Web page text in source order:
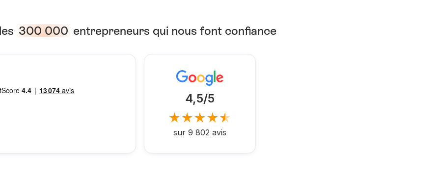
300 000 entrepreneurs qui nous font confiance
4,5/5
sur 9 802 avis